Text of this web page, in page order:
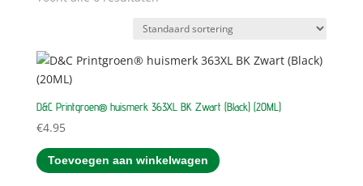
D&C Printgroen® huismerk 363XL BK Zwart (Black) (20ML)
€4.95
Toevoegen aan winkelwagen